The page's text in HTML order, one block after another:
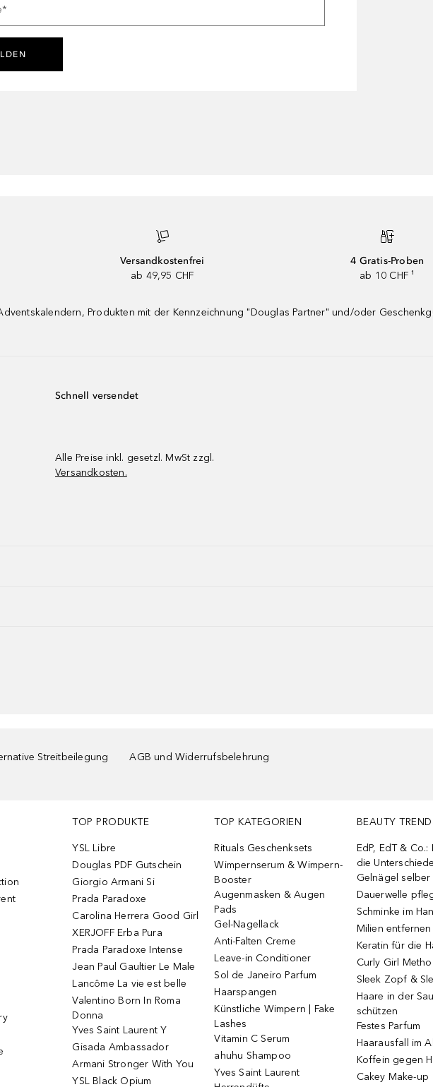
*
Versandkostenfrei
ab 49,95 CHF
4 Gratis-Proben
ab 10 CHF ¹
Produkten mit der Kennzeichnung "Douglas Partner" und/oder
Schnell versendet
Alle Preise inkl. gesetzl. MwSt zzgl.
Versandkosten.
Streitbeilegung
AGB und Widerrufsbelehrung
TOP PRODUKTE
YSL Libre
Douglas PDF Gutschein
Giorgio Armani Si
Prada Paradoxe
Carolina Herrera Good Girl
XERJOFF Erba Pura
Prada Paradoxe Intense
Jean Paul Gaultier Le Male
Lancôme La vie est belle
Valentino Born In Roma
Donna
Yves Saint Laurent Y
Gisada Ambassador
Armani Stronger With You
YSL Black Opium
TOP KATEGORIEN
Rituals Geschenksets
Wimpernserum & Wimpern-
Booster
Augenmasken & Augen
Pads
Gel-Nagellack
Anti-Falten Creme
Leave-in Conditioner
Sol de Janeiro Parfum
Haarspangen
Künstliche Wimpern | Fake
Lashes
Vitamin C Serum
ahuhu Shampoo
Yves Saint Laurent
BEAUTY
EdP, EdT & Co.:
die Unterschiede
Gelnägel selber
Dauerwelle
Schminke im
Milien entfernen
Keratin für die
Curly Girl
Sleek Zopf &
Haare in der
schützen
Festes Parfum
Haarausfall im
Koffein gegen
Cakey Make-up